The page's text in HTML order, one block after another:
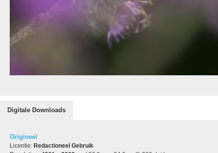
Digitale Downloads
Origineel
Licentie: Redactioneel Gebruik